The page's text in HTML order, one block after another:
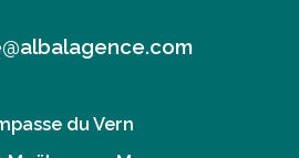
du Vern